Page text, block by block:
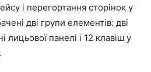
і перегортання сторінок у
дві групи елементів: дві
лицьової панелі і 12 клавіш у